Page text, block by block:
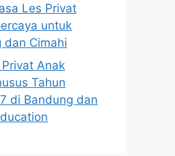
Les Privat
untuk
dan Cimahi
Anak
Tahun
di Bandung dan